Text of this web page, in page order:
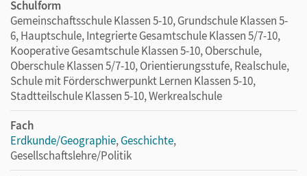
Schulform
Gemeinschaftsschule Klassen 5-10, Grundschule Klassen 5-
6, Hauptschule, Integrierte Gesamtschule Klassen 5/7-10,
Kooperative Gesamtschule Klassen 5-10, Oberschule,
Oberschule Klassen 5/7-10, Orientierungsstufe, Realschule,
Schule mit Förderschwerpunkt Lernen Klassen 5-10,
Stadtteilschule Klassen 5-10, Werkrealschule
Fach
Erdkunde/Geographie,Geschichte,
Gesellschaftslehre/Politik